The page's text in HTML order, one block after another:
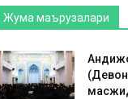
Жума маърузалари